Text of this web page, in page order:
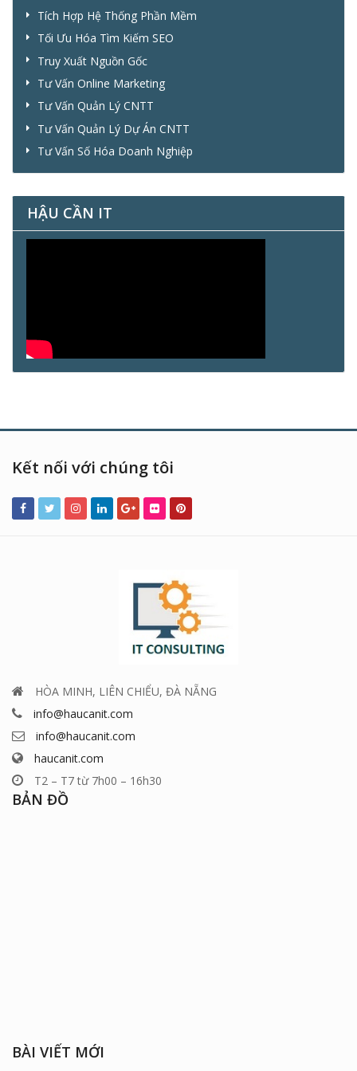
Tích Hợp Hệ Thống Phần Mềm
Tối Ưu Hóa Tìm Kiếm SEO
Truy Xuất Nguồn Gốc
Tư Vấn Online Marketing
Tư Vấn Quản Lý CNTT
Tư Vấn Quản Lý Dự Án CNTT
Tư Vấn Số Hóa Doanh Nghiệp
HẬU CẦN IT
Kết nối với chúng tôi
HÒA MINH, LIÊN CHIỂU, ĐÀ NẴNG
info@haucanit.com
info@haucanit.com
haucanit.com
T2 – T7 từ 7h00 – 16h30
BẢN ĐỒ
BÀI VIẾT MỚI